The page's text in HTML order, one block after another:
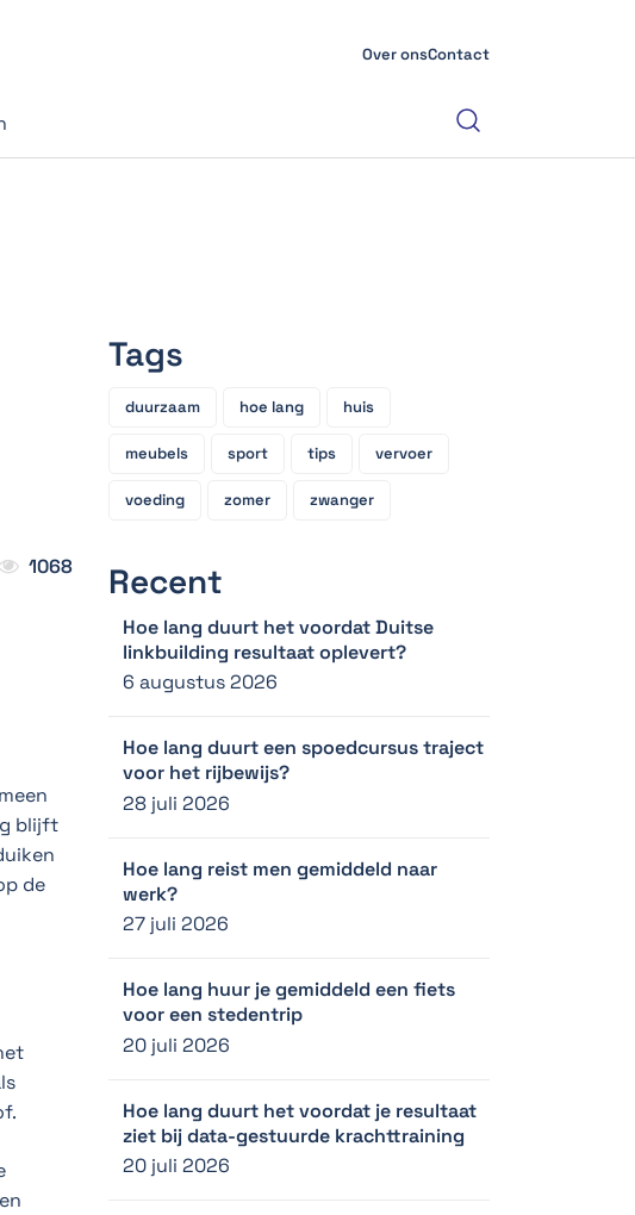
Over onsContact
1068
blijft
de
Tags
duurzaam hoe lang huis
meubels sport tips vervoer
voeding zomer zwanger
Recent
Hoe lang duurt het voordat Duitse
linkbuilding resultaat oplevert?
6 augustus 2026
Hoe lang duurt een spoedcursus traject
voor het rijbewijs?
28 juli 2026
Hoe lang reist men gemiddeld naar
werk?
27 juli 2026
Hoe lang huur je gemiddeld een fiets
voor een stedentrip
20 juli 2026
Hoe lang duurt het voordat je resultaat
ziet bij data-gestuurde krachttraining
20 juli 2026